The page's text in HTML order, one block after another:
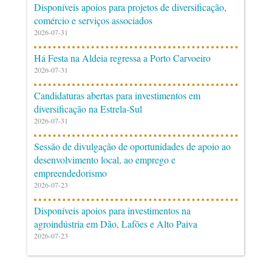
Disponíveis apoios para projetos de diversificação,
comércio e serviços associados
2026-07-31
Há Festa na Aldeia regressa a Porto Carvoeiro
2026-07-31
Candidaturas abertas para investimentos em
diversificação na Estrela-Sul
2026-07-31
Sessão de divulgação de oportunidades de apoio ao
desenvolvimento local, ao emprego e
empreendedorismo
2026-07-23
Disponíveis apoios para investimentos na
agroindústria em Dão, Lafões e Alto Paiva
2026-07-23